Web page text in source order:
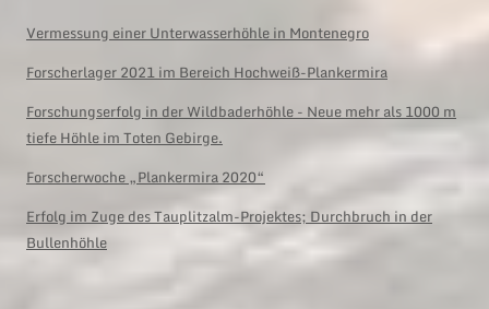
Vermessung einer Unterwasserhöhle in Montenegro
Forscherlager 2021 im Bereich Hochweiß-Plankermira
Forschungserfolg in der Wildbaderhöhle - Neue mehr als 1000 m
tiefe Höhle im Toten Gebirge.
Forscherwoche „Plankermira 2020“
Erfolg im Zuge des Tauplitzalm-Projektes; Durchbruch in der
Bullenhöhle